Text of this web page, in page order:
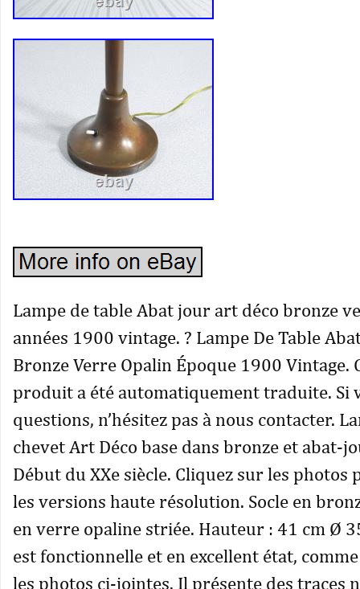
Lampe de table Abat jour art déco bronze
années 1900 vintage. ? Lampe De Table
Bronze Verre Opalin Époque 1900 Vintage.
produit a été automatiquement traduite. Si
questions, n’hésitez pas à nous contacter.
chevet Art Déco base dans bronze et abat-
Début du XXe siècle. Cliquez sur les photos
les versions haute résolution. Socle en
en verre opaline striée. Hauteur : 41 cm Ø
est fonctionnelle et en excellent état,
les photos ci-jointes. Il présente des traces